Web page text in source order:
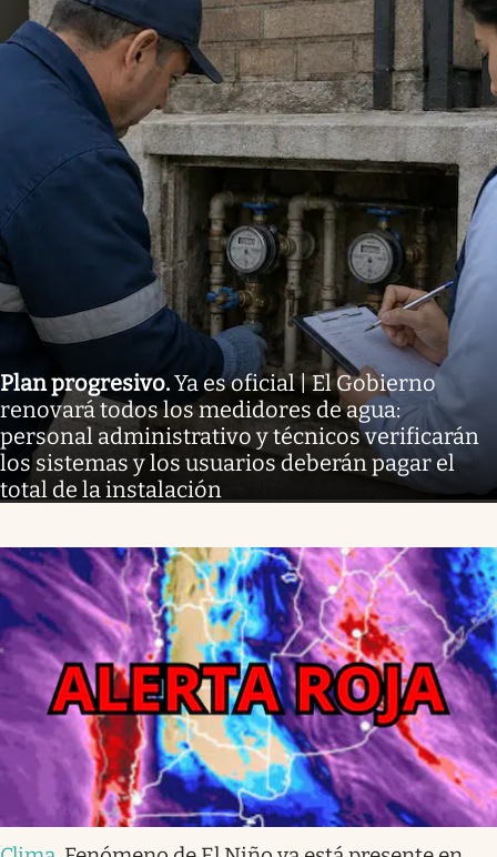
Plan progresivo.Ya es oficial | El Gobierno
renovará todos los medidores de agua:
personal administrativo y técnicos verificarán
los sistemas y los usuarios deberán pagar el
total de la instalación